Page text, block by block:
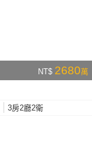
NT$ 2680萬
3房2廳2衛